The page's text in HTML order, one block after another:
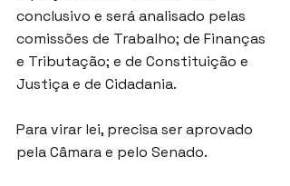
conclusivo e será analisado pelas
comissões de Trabalho; de Finanças
e Tributação; e de Constituição e
Justiça e de Cidadania.
Para virar lei, precisa ser aprovado
pela Câmara e pelo Senado.